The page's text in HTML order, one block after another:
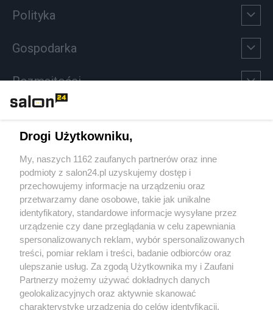
Polityka
Gospodarka
Rozmaitości
Sport
Społeczeństwo
Kultura
X Facebook Instagram Youtube
Drogi Użytkowniku,
My, naszych 1162 zaufanych partnerów oraz inne
podmioty z salon24.pl uzyskujemy dostęp i
przechowujemy informacje na urządzeniu oraz
przetwarzamy dane osobowe, takie jak unikalne
identyfikatory, standardowe informacje wysyłane przez
urządzenie czy dane przeglądania w celu zapewniania
spersonalizowanych reklam, wybór spersonalizowanych
treści, pomiar reklam i treści, badanie odbiorców oraz
ulepszanie usług. Za zgodą Użytkownika my i Zaufani
Partnerzy możemy używać dokładnych danych
geolokalizacyjnych oraz aktywnie skanować
charakterystykę urządzenia do celów identyfikacji.